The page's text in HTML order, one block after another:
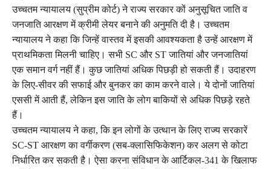
उच्चतम न्यायालय (सुप्रीम कोर्ट) ने राज्य सरकार कों अनुसूचित जाति व
जनजाति आरक्षण में क्रीमी लेयर बनाने की अनुमति दी है। उच्चतम
न्यायालय ने कहा कि जिन्हें वास्तव में इसकी आवश्यकता है उन्हें आरक्षण में
प्राथमिकता मिलनी चाहिए। सभी SC और ST जातियां और जनजातियां
एक समान वर्ग नहीं हैं। कुछ जातियां अधिक पिछड़ी हो सकती हैं। उदाहरण
के लिए-सीवर की सफाई और बुनकर का काम करने वाले। ये दोनों जातियां
एससी में आती हैं, लेकिन इस जाति के लोग बाकियों से अधिक पिछड़े रहते
हैं।
उच्चतम न्यायालय ने कहा, कि इन लोगों के उत्थान के लिए राज्‍य सरकारें
SC-ST आरक्षण का वर्गीकरण (सब-क्लासिफिकेशन) कर अलग से कोटा
निर्धारित कर सकती है। ऐसा करना संविधान के आर्टिकल-341 के खिलाफ